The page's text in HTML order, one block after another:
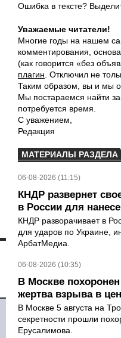
Ошибка в тексте?
Уважаемые читатели!
Многие годы на нашем
комментирования,
(как говорится «без
плагин . Отключил не
Таким образом, вы и мы
Мы постараемся найти
потребуется время.
С уважением,
Редакция
МАТЕРИАЛЫ РАЗДЕЛА
06-08-2026 (11:15)
КНДР развернет
в России для
КНДР разворачивает в
для ударов по Украине,
АрбатМедиа.
06-08-2026 (10:35)
В Москве
жертва взрыва в
В Москве 5 августа на
секретности прошли
Ерусалимова.